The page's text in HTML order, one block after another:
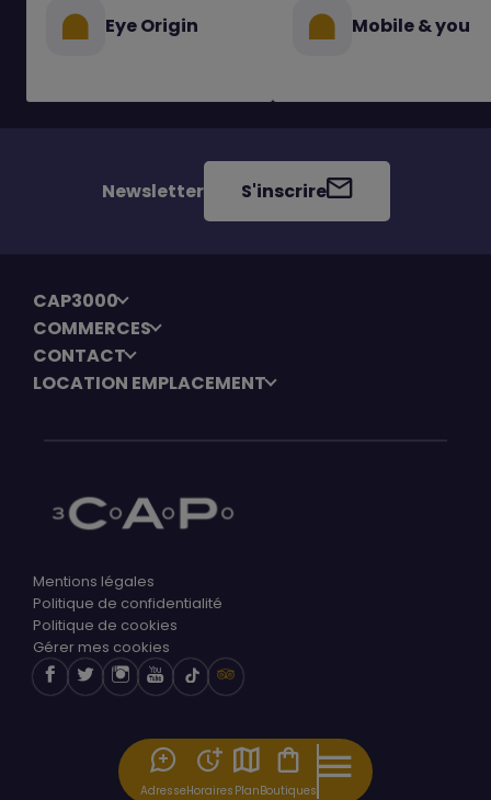
AdresseHoraires PlanBoutiques
Eye Origin Mobile & you
Newsletter S'inscrire
CAP3000
COMMERCES
CONTACT
LOCATION EMPLACEMENT
Mentions légales
Politique de confidentialité
Politique de cookies
Gérer mes cookies